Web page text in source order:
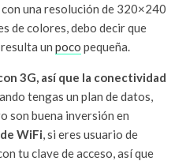
una resolución de 320×240
de colores, debo decir que
un poco pequeña.
3G, así que la conectividad
tengas un plan de datos,
son buena inversión en
WiFi, si eres usuario de
tu clave de acceso, así que